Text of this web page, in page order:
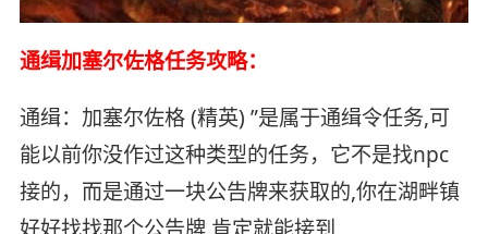
通缉加塞尔佐格任务攻略：
通缉：加塞尔佐格 (精英) ”是属于通缉令任务,可
能以前你没作过这种类型的任务，它不是找npc
接的，而是通过一块公告牌来获取的,你在湖畔镇